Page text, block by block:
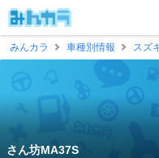
みんカラ
車種別情報 スズ
さん坊MA37S